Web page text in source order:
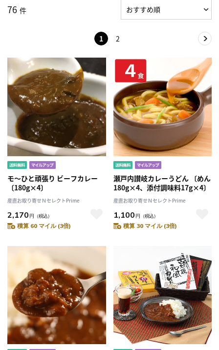
76 件
1 2
モ～ひと頑張り ビーフカレー
〔180g×4〕
産直お取り寄せＮセレクトPrime
2,170 円 （税込）
積算 60 マイル (3倍)
瀬戸内讃岐カレーうどん 〔めん
180g×4、添付調味料17g×4〕
産直お取り寄せＮセレクトPrime
1,100 円 （税込）
積算 30 マイル (3倍)